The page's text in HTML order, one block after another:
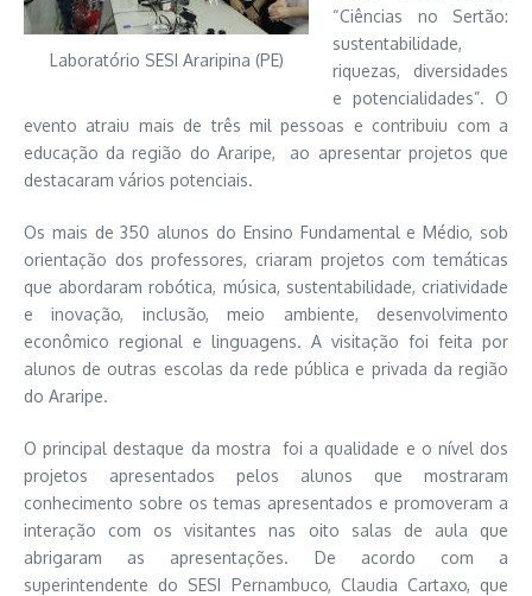
Laboratório SESI Araripina (PE)
“Ciências no Sertão:
sustentabilidade,
riquezas, diversidades
e potencialidades”. O
evento atraiu mais de três mil pessoas e contribuiu com a
educação da região do Araripe, ao apresentar projetos que
destacaram vários potenciais.
Os mais de 350 alunos do Ensino Fundamental e Médio, sob
orientação dos professores, criaram projetos com temáticas
que abordaram robótica, música, sustentabilidade, criatividade
e inovação, inclusão, meio ambiente, desenvolvimento
econômico regional e linguagens. A visitação foi feita por
alunos de outras escolas da rede pública e privada da região
do Araripe.
O principal destaque da mostra foi a qualidade e o nível dos
projetos apresentados pelos alunos que mostraram
conhecimento sobre os temas apresentados e promoveram a
interação com os visitantes nas oito salas de aula que
abrigaram as apresentações. De acordo com a
superintendente do SESI Pernambuco, Claudia Cartaxo, que